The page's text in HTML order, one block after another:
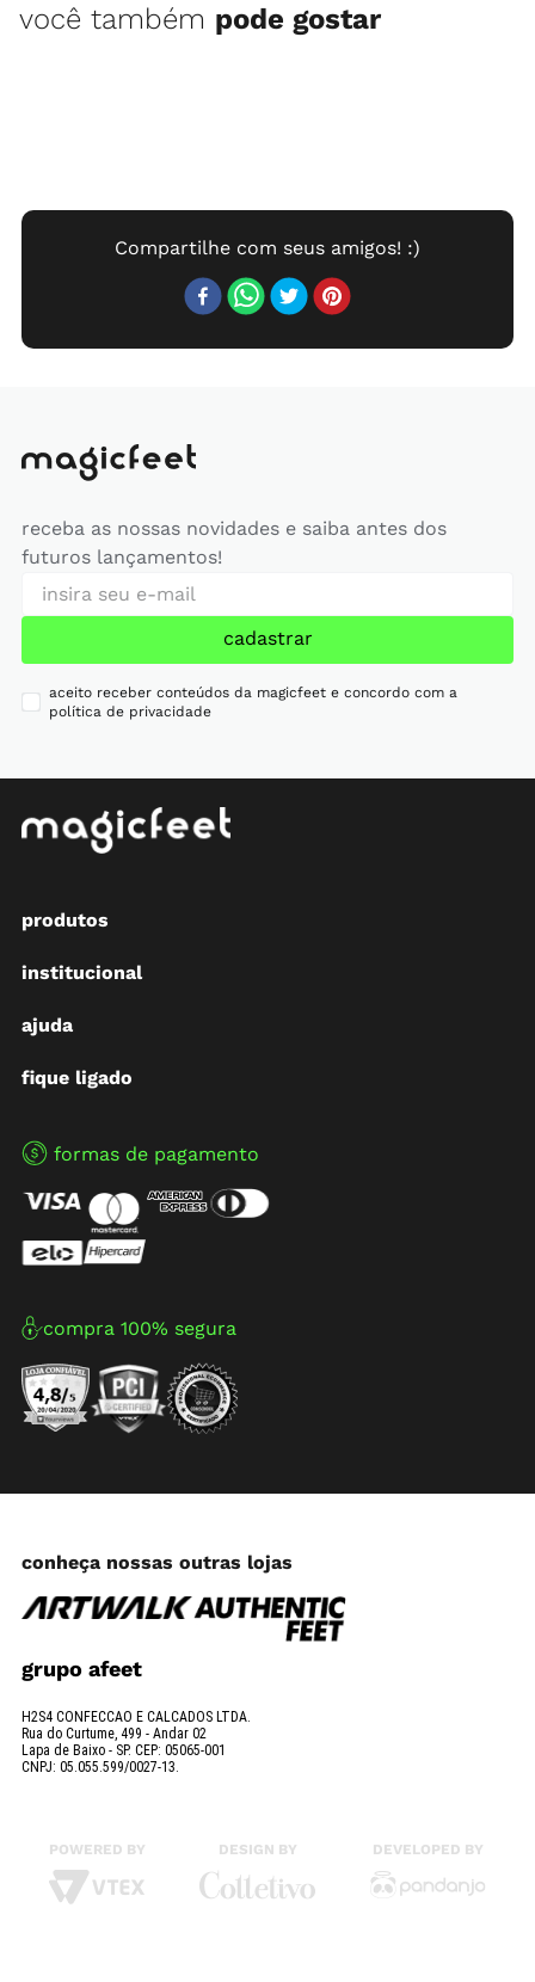
você também pode gostar
receba as nossas novidades e saiba antes dos
futuros lançamentos!
cadastrar
aceito receber conteúdos da magicfeet e concordo com a
política de privacidade
produtos
institucional
ajuda
fique ligado
formas de pagamento
compra 100% segura
conheça nossas outras lojas
grupo afeet
H2S4 CONFECCAO E CALCADOS LTDA.
Rua do Curtume, 499 - Andar 02
Lapa de Baixo - SP. CEP: 05065-001
CNPJ: 05.055.599/0027-13.
POWERED BY DESIGN BY DEVELOPED BY